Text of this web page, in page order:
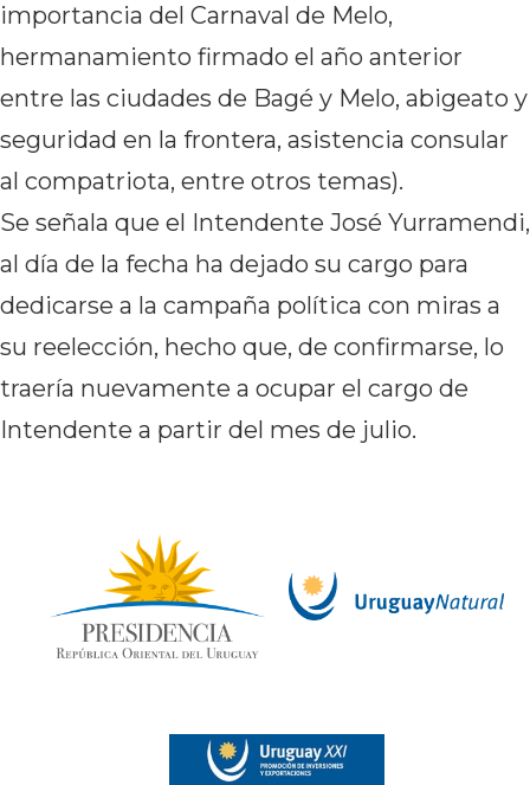
importancia del Carnaval de Melo,
hermanamiento firmado el año anterior
entre las ciudades de Bagé y Melo, abigeato y
seguridad en la frontera, asistencia consular
al compatriota, entre otros temas).
Se señala que el Intendente José Yurramendi,
al día de la fecha ha dejado su cargo para
dedicarse a la campaña política con miras a
su reelección, hecho que, de confirmarse, lo
traería nuevamente a ocupar el cargo de
Intendente a partir del mes de julio.